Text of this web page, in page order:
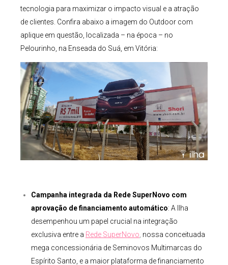
tecnologia para maximizar o impacto visual e a atração
de clientes​. Confira abaixo a imagem do Outdoor com
aplique em questão, localizada – na época – no
Pelourinho, na Enseada do Suá, em Vitória:
Campanha integrada da RedeSuperNovo com
aprovação de financiamento automático: A Ilha
desempenhou um papel crucial na integração
exclusiva entre a Rede SuperNovo nossa conceituada
mega concessionária de Seminovos Multimarcas do
Espírito Santo, e a maior plataforma de financiamento